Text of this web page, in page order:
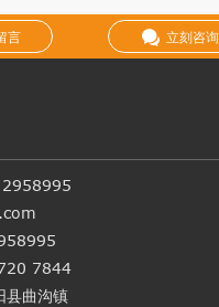
言 立刻咨询
7844
县曲沟镇